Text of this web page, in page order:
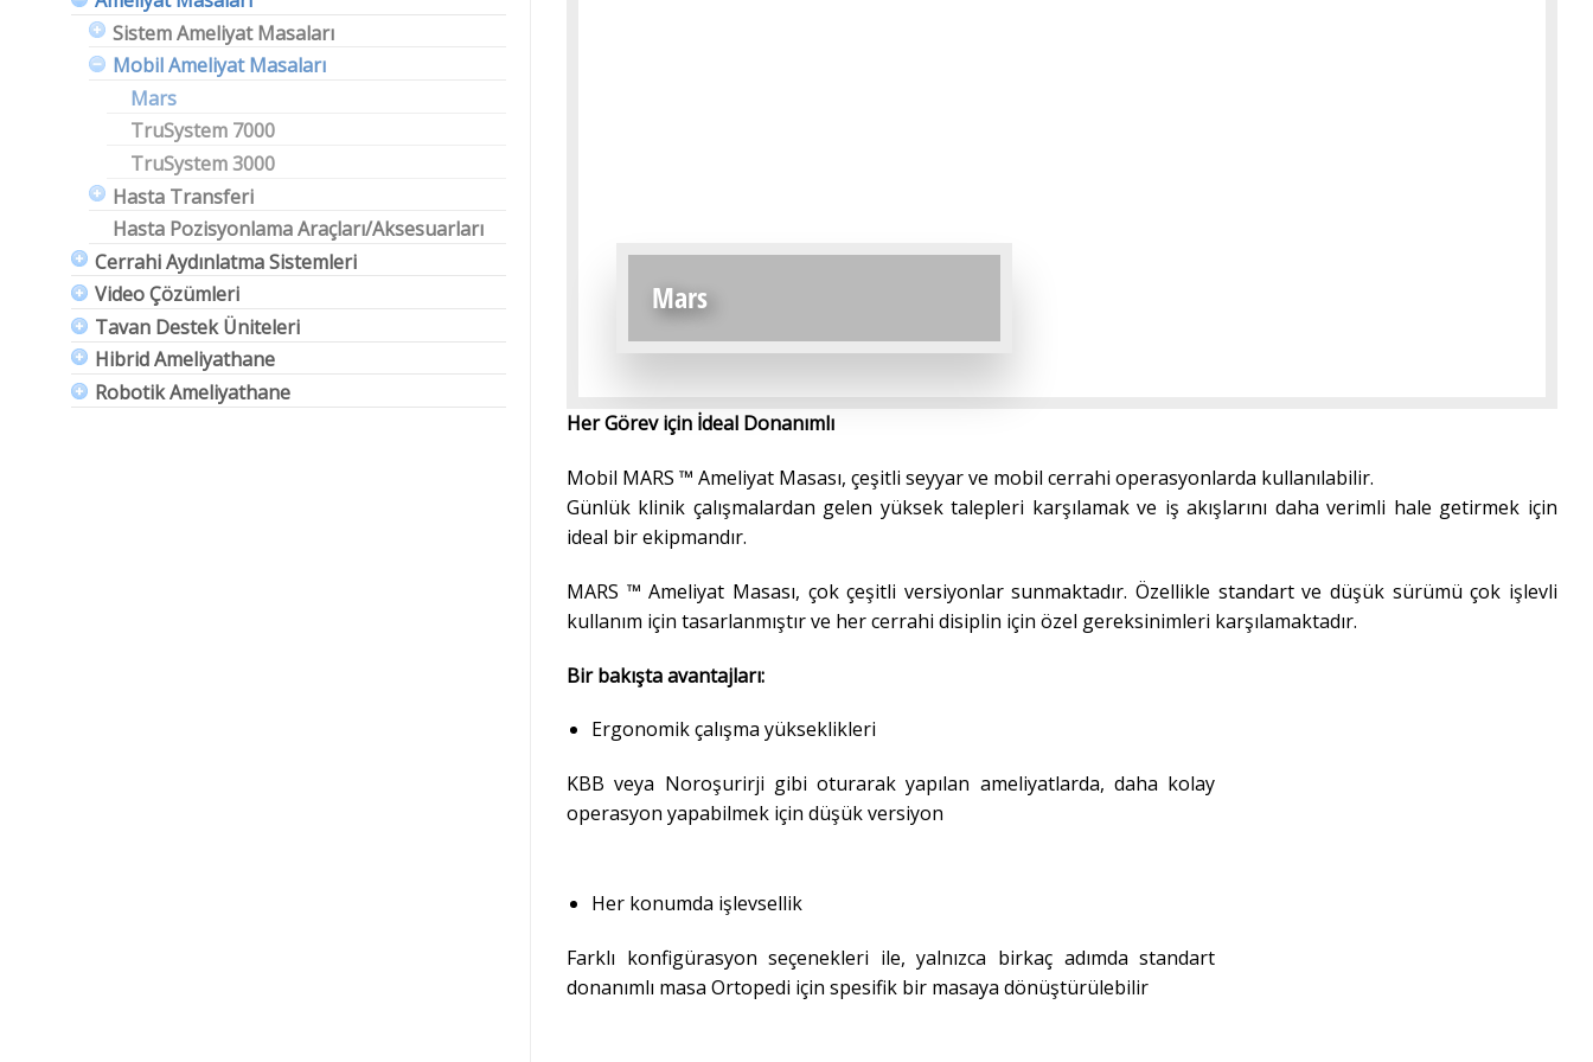
Sistem Ameliyat Masaları
Mobil Ameliyat Masaları
Mars
TruSystem 7000
TruSystem 3000
Hasta Transferi
Hasta Pozisyonlama Araçları/Aksesuarları
Cerrahi Aydınlatma Sistemleri
Video Çözümleri
Tavan Destek Üniteleri
Hibrid Ameliyathane
Robotik Ameliyathane
Mars
Her Görev için İdeal Donanımlı
Mobil MARS ™ Ameliyat Masası, çeşitli seyyar ve mobil cerrahi operasyonlarda kullanılabilir.
Günlük klinik çalışmalardan gelen yüksek talepleri karşılamak ve iş akışlarını daha verimli hale getirmek için
ideal bir ekipmandır.
MARS ™ Ameliyat Masası, çok çeşitli versiyonlar sunmaktadır. Özellikle standart ve düşük sürümü çok işlevli
kullanım için tasarlanmıştır ve her cerrahi disiplin için özel gereksinimleri karşılamaktadır.
Bir bakışta avantajları:
Ergonomik çalışma yükseklikleri
KBB veya Noroşurirji gibi oturarak yapılan ameliyatlarda, daha kolay
operasyon yapabilmek için düşük versiyon
Her konumda işlevsellik
Farklı konfigürasyon seçenekleri ile, yalnızca birkaç adımda standart
donanımlı masa Ortopedi için spesifik bir masaya dönüştürülebilir